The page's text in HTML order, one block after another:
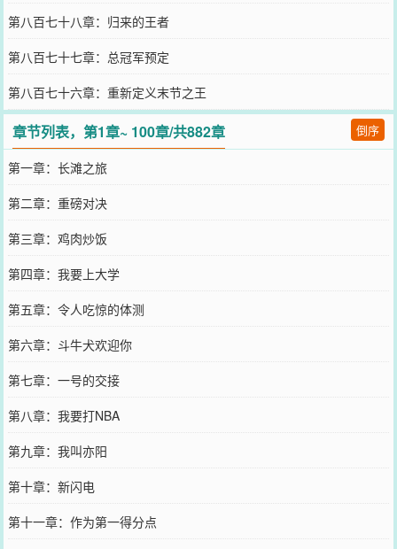
第八百七十八章：归来的王者
第八百七十七章：总冠军预定
第八百七十六章：重新定义末节之王
章节列表，第1章~ 100章/共882章 倒序
第一章：长滩之旅
第二章：重磅对决
第三章：鸡肉炒饭
第四章：我要上大学
第五章：令人吃惊的体测
第六章：斗牛犬欢迎你
第七章：一号的交接
第八章：我要打NBA
第九章：我叫亦阳
第十章：新闪电
第十一章：作为第一得分点